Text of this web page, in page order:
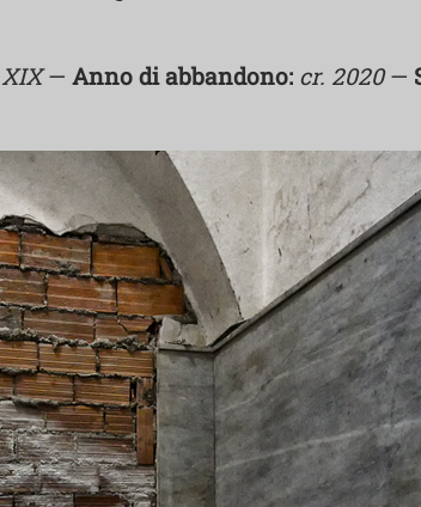
Collezioni Urbex
— Anno di abbandono: cr. 2020—